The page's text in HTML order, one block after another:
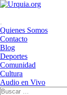
Saltar
Menú
principal
Quienes Somos
Contacto
Blog
Deportes
Comunidad
Cultura
Audio en Vivo
Buscar: